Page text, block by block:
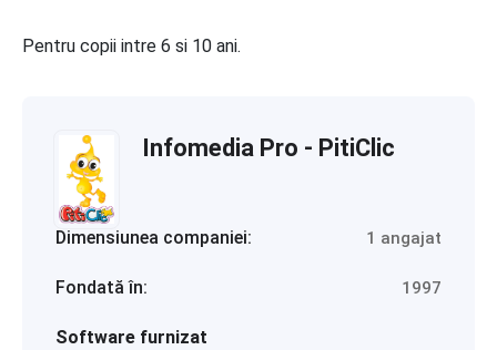
Pentru copii intre 6 si 10 ani.
Infomedia Pro - PitiClic
Dimensiunea companiei: 1 angajat
Fondată în: 1997
Software furnizat